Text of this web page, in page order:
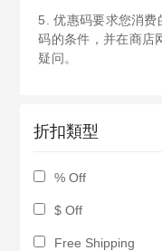
5. 优惠码要求您消费
码的条件，并在商店
疑问。
折扣類型
% Off
$ Off
Free Shipping